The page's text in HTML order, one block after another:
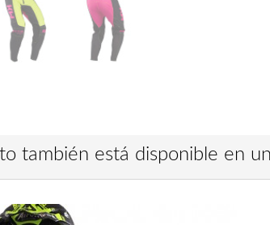
también está disponible en